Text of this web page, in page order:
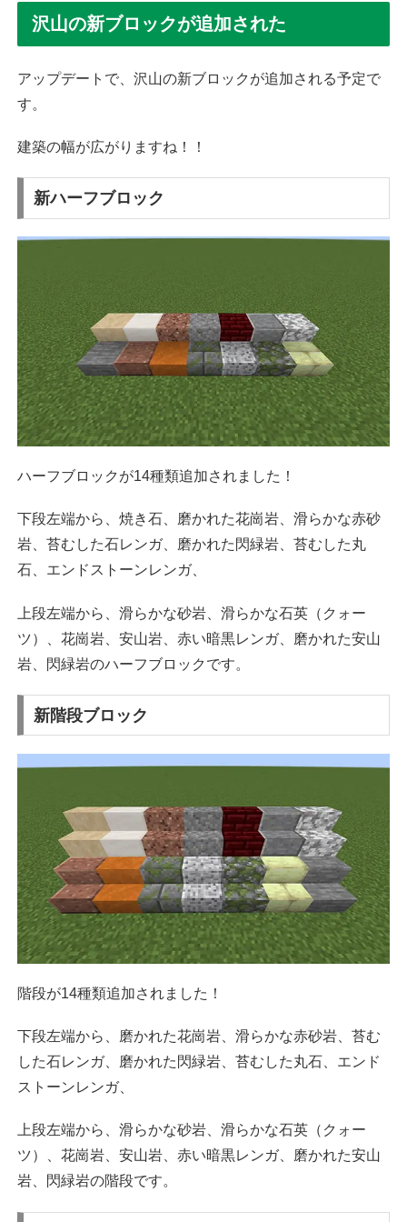
沢山の新ブロックが追加された
アップデートで、沢山の新ブロックが追加される予定で
す。
建築の幅が広がりますね！！
新ハーフブロック
ハーフブロックが14種類追加されました！
下段左端から、焼き石、磨かれた花崗岩、滑らかな赤砂
岩、苔むした石レンガ、磨かれた閃緑岩、苔むした丸
石、エンドストーンレンガ、
上段左端から、滑らかな砂岩、滑らかな石英（クォー
ツ）、花崗岩、安山岩、赤い暗黒レンガ、磨かれた安山
岩、閃緑岩のハーフブロックです。
新階段ブロック
階段が14種類追加されました！
下段左端から、磨かれた花崗岩、滑らかな赤砂岩、苔む
した石レンガ、磨かれた閃緑岩、苔むした丸石、エンド
ストーンレンガ、
上段左端から、滑らかな砂岩、滑らかな石英（クォー
ツ）、花崗岩、安山岩、赤い暗黒レンガ、磨かれた安山
岩、閃緑岩の階段です。